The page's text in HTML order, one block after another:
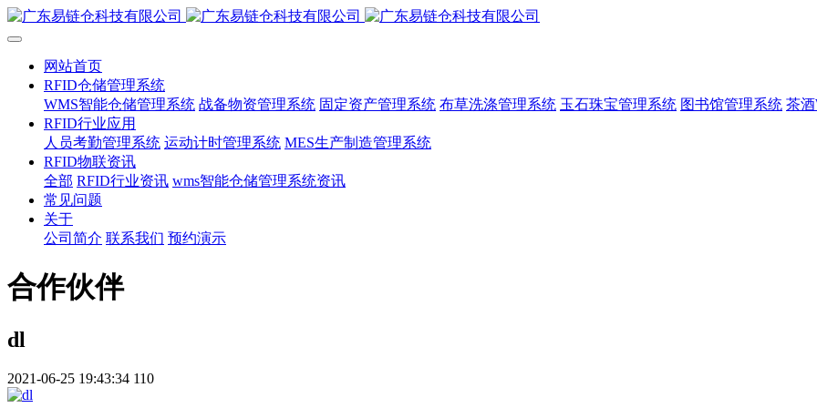
网站首页
RFID仓储管理系统
WMS智能仓储管理系统 战备物资管理系统 固定资产管理系统 布草洗涤管理系统 玉石珠宝管理系统 图书馆管理系统 茶
RFID行业应用
人员考勤管理系统 运动计时管理系统 MES生产制造管理系统
RFID物联资讯
全部 RFID行业资讯 wms智能仓储管理系统资讯
常见问题
关于
公司简介 联系我们 预约演示
合作伙伴
dl
2021-06-25 19:43:34 110